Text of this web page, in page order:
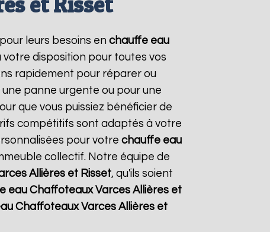
leurs besoins en chauffe eau
disposition pour toutes vos
rapidement pour réparer ou
une panne urgente ou pour une
que vous puissiez bénéficier de
compétitifs sont adaptés à votre
pour votre chauffe eau
collectif. Notre équipe de
Allières et Risset, qu'ils soient
eau Chaffoteaux Varces Allières et
Chaffoteaux Varces Allières et